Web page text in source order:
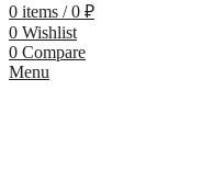
0 items / 0 ₽
0 Wishlist
0 Compare
Menu